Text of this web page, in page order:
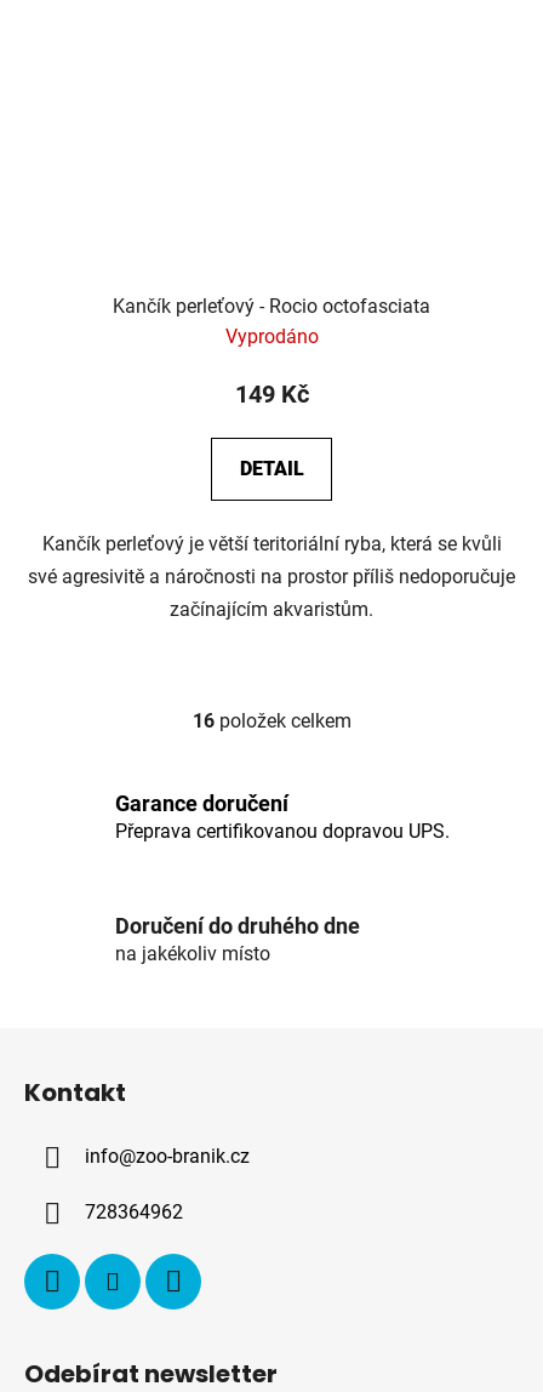
Kančík perleťový - Rocio octofasciata
Vyprodáno
149 Kč
DETAIL
Kančík perleťový je větší teritoriální ryba, která se kvůli
své agresivitě a náročnosti na prostor příliš nedoporučuje
začínajícím akvaristům.
O
á
d
í
p
16položek celkem
Garance doručení
Přeprava certifikovanou dopravou UPS.
Doručení do druhého dne
na jakékoliv místo
Kontakt
info@zoo-branik.cz
728364962
Odebírat newsletter